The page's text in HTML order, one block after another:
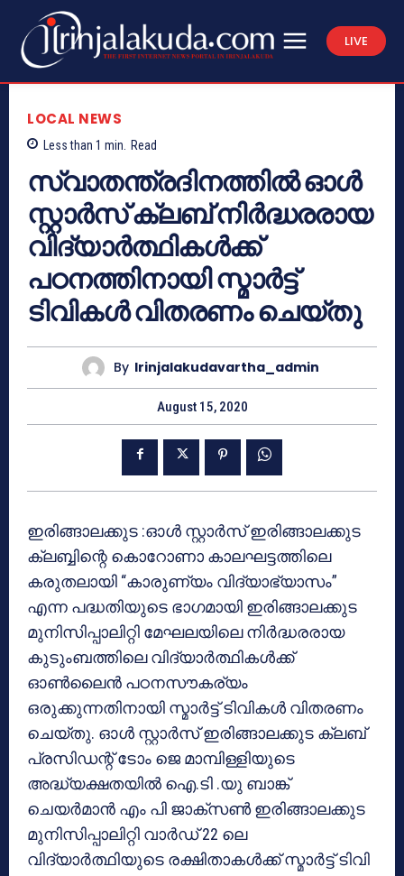
LIVE
LOCAL NEWS
Less than 1 min. Read
സ്വാതന്ത്രദിനത്തിൽ ഓൾ
സ്റ്റാര്‍സ് ക്ലബ് നിർദ്ധരരായ
വിദ്യാർത്ഥികൾക്ക്
പഠനത്തിനായി സ്മാർട്ട്
ടിവികൾ വിതരണം ചെയ്തു
By Irinjalakudavartha_admin
August 15, 2020
ഇരിങ്ങാലക്കുട :ഓൾ സ്റ്റാര്‍സ് ഇരിങ്ങാലക്കുട
ക്ലബ്ബിന്റെ കൊറോണാ കാലഘട്ടത്തിലെ
കരുതലായി “കാരുണ്യം വിദ്യാഭ്യാസം”
എന്ന പദ്ധതിയുടെ ഭാഗമായി ഇരിങ്ങാലക്കുട
മുനിസിപ്പാലിറ്റി മേഘലയിലെ നിർദ്ധരരായ
കുടുംബത്തിലെ വിദ്യാർത്ഥികൾക്ക്
ഓൺലൈൻ പഠനസൗകര്യം
ഒരുക്കുന്നതിനായി സ്മാർട്ട് ടിവികൾ വിതരണം
ചെയ്തു. ഓൾ സ്റ്റാര്‍സ് ഇരിങ്ങാലക്കുട ക്ലബ്
പ്രസിഡന്റ് ടോം ജെ മാമ്പിള്ളിയുടെ
അദ്ധ്യക്ഷതയിൽ ഐ.ടി .യു ബാങ്ക്
ചെയർമാൻ എം പി ജാക്സൺ ഇരിങ്ങാലക്കുട
മുനിസിപ്പാലിറ്റി വാർഡ് 22 ലെ
വിദ്യാർത്ഥിയുടെ രക്ഷിതാകൾക്ക് സ്മാർട്ട് ടിവി